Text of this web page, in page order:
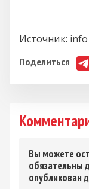
Источник: info
Поделиться
Вы можете
обязательны
опубликован